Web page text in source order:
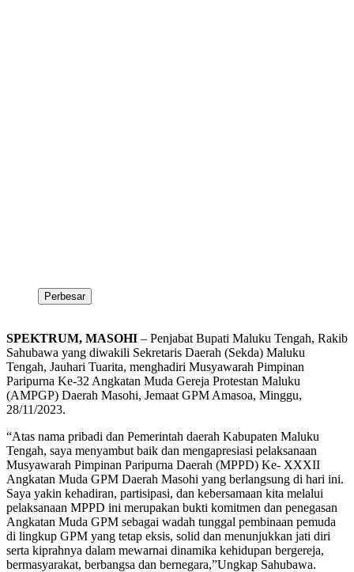
Perbesar
SPEKTRUM, MASOHI – Penjabat Bupati Maluku Tengah, Rakib
Sahubawa yang diwakili Sekretaris Daerah (Sekda) Maluku
Tengah, Jauhari Tuarita, menghadiri Musyawarah Pimpinan
Paripurna Ke-32 Angkatan Muda Gereja Protestan Maluku
(AMPGP) Daerah Masohi, Jemaat GPM Amasoa, Minggu,
28/11/2023.
“Atas nama pribadi dan Pemerintah daerah Kabupaten Maluku
Tengah, saya menyambut baik dan mengapresiasi pelaksanaan
Musyawarah Pimpinan Paripurna Daerah (MPPD) Ke- XXXII
Angkatan Muda GPM Daerah Masohi yang berlangsung di hari ini.
Saya yakin kehadiran, partisipasi, dan kebersamaan kita melalui
pelaksanaan MPPD ini merupakan bukti komitmen dan penegasan
Angkatan Muda GPM sebagai wadah tunggal pembinaan pemuda
di lingkup GPM yang tetap eksis, solid dan menunjukkan jati diri
serta kiprahnya dalam mewarnai dinamika kehidupan bergereja,
bermasyarakat, berbangsa dan bernegara,”Ungkap Sahubawa.